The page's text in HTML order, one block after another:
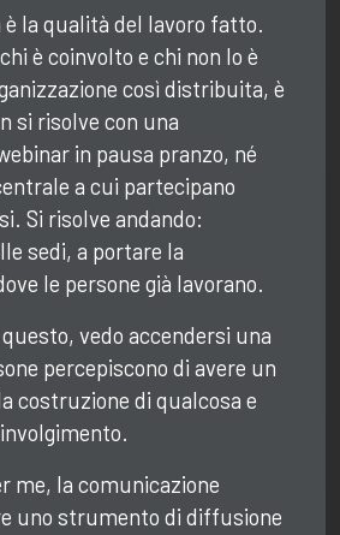
è la qualità del lavoro fatto.
è coinvolto e chi non lo è
così distribuita, è
si risolve con una
in pausa pranzo, né
a cui partecipano
Si risolve andando:
sedi, a portare la
le persone già lavorano.
vedo accendersi una
percepiscono di avere un
costruzione di qualcosa e
me, la comunicazione
uno strumento di diffusione